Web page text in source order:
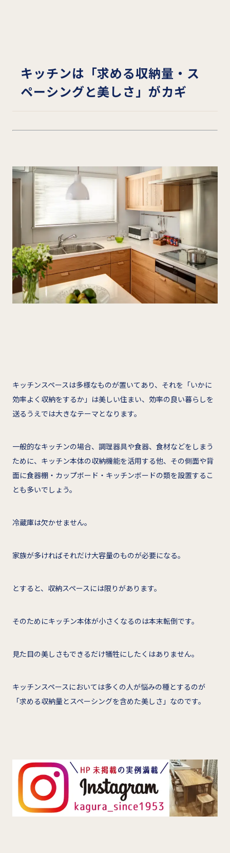
キッチンは「求める収納量・ス
ペーシングと美しさ」がカギ
キッチンスペースは多様なものが置いてあり、それを「いかに
効率よく収納をするか」は美しい住まい、効率の良い暮らしを
送るうえでは大きなテーマとなります。
一般的なキッチンの場合、調理器具や食器、食材などをしまう
ために、キッチン本体の収納機能を活用する他、その側面や背
面に食器棚・カップボード・キッチンボードの類を設置するこ
とも多いでしょう。
冷蔵庫は欠かせません。
家族が多ければそれだけ大容量のものが必要になる。
とすると、収納スペースには限りがあります。
そのためにキッチン本体が小さくなるのは本末転倒です。
見た目の美しさもできるだけ犠牲にしたくはありません。
キッチンスペースにおいては多くの人が悩みの種とするのが
「求める収納量とスペーシングを含めた美しさ」なのです。